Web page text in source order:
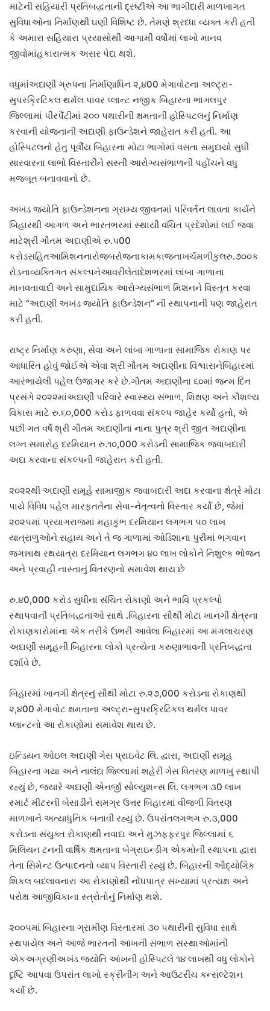
માટેની સહિયારી પ્રતિબદ્ધતાની દ્રષ્ટીએ આ ભાગીદારી માળખાગત
સુવિધાઓના નિર્માણથી ઘણી વિશિષ્ટ છે. તેમણે શ્રધ્ધા વ્યક્ત કરી હતી
કે અમારા સહિયારા પ્રયાસોથી આગામી વર્ષોમાં લાખો માનવ
જીવોમાંહકારાત્મક અસર પેદા થશે.
વધુમાંઅદાણી ગ્રુપના નિર્માણાધિન ૨,૪00 મેગાવોટના અલ્ટ્રા-
સુપરક્રિટિકલ થર્મલ પાવર પ્લાન્ટ નજીક બિહારના ભાગલપુર
જિલ્લામાં પીરપૈંટીમાં ૨૦૦ પથારીની ક્ષમતાની હોસ્પિટલનું નિર્માણ
કરવાની યોજનાની અદાણી ફાઉન્ડેશને જાહેરાત કરી હતી. આ
હોસ્પિટલનો હેતુ પૂર્વીય બિહારના મોટા ભાગોમાં વસતા સમુદાયો સુધી
સારવારના લાભો વિસ્તારીને સસ્તી આરોગ્યસંભાળની પહોંચને વધુ
મજબૂત બનાવવાનો છે.
અખંડ જ્યોતિ ફાઉન્ડેશનના ગ્રામ્ય જીવનમાં પરિવર્તન લાવતા કાર્યને
બિહારથી આગળ અને ભારતભરમાં સ્થાયી વંચિત પ્રદેશોમાં લઈ જવા
માટેશ્રી ગૌતમ અદાણીએ રુ.૫00
કરોડસહિતઆમિશનનારોજબરોજનાકામકાજનાખર્ચમળીકુલરુ.૭૦૦ક
રોડનાવ્યક્તિગત સંકલ્પનેઆવરીલેતાદેશભરમાં લાંબા ગાળાના
માનવતાવાદી અને સામુદાયિક આરોગ્યસંભાળ મિશનને વિસ્તૃત કરવા
માટે “અદાણી અખંડ જ્યોતિ ફાઉન્ડેશન” ની સ્થાપનાની પણ જાહેરાત
કરી હતી.
રાષ્ટ્ર નિર્માણ કરુણા, સેવા અને લાંબા ગાળાના સામાજિક રોકાણ પર
આધારિત હોવું જોઈએ એવા શ્રી ગૌતમ અદાણીના વિશ્વાસનેબિહારમાં
આરંભાયેલી પહેલ ઉજાગર કરે છે.ગૌતમ અદાણીના ૬૦માં જન્મ દિન
પ્રસંગે ૨૦૨૨માંઅદાણી પરિવારે સ્વાસ્થ્ય સંભાળ, શિક્ષણ અને કૌશલ્ય
વિકાસ માટે રુ.૬૦,000 કરોડ ફાળવવા સંકલ્પ જાહેર કર્યો હતો, એ
પછી ગત વર્ષે શ્રી ગૌતમ અદાણીના નાના પુત્ર શ્રી જીત અદાણીના
લગ્ન સમારોહ દરમિયાન રુ.૧૦,000 કરોડની સામાજિક જવાબદારી
અદા કરવાના સંકલ્પની જાહેરાત કરી હતી.
૨૦૨૨થી અદાણી સમૂહે સામાજીક જવાબદારી અદા કરવાના ક્ષેત્રે મોટા
પાયે વિવિધ પહેલ મારફતતેના સેવા-નેતૃત્વનો વિસ્તાર કર્યો છે, જેમાં
૨૦૨૫માં પ્રયાગરાજમાં મહાકુંભ દરમિયાન લગભગ ૫૦ લાખ
યાત્રાળુઓને સહાય અને તે જ ગાળામાં ઓડિશાના પુરીમાં ભગવાન
જગન્નાથ રથયાત્રા દરમિયાન લગભગ ૪૦ લાખ લોકોને નિશુલ્ક ભોજન
અને પ્રવાહી નાસ્તાનું વિતરણનો સમાવેશ થાય છે
રુ.૪0,000 કરોડ સુધીના સંચિત રોકાણો અને ભાવિ પ્રકલ્પો
સ્થાપવાની પ્રતિબદ્ધતાઓ સાથે .બિહારના સૌથી મોટા ખાનગી ક્ષેત્રના
રોકાણકારોમાંના એક તરીકે ઉભરી આવેલા બિહારમાં આ મંગલાચરણ
અદાણી સમૂહની બિહારના લોકો પ્રત્યેના કરુણાભાવની પ્રતિબદ્ધતા
દર્શાવે છે.
બિહારમાં ખાનગી ક્ષેત્રનું સૌથી મોટા રુ.૨૭,000 કરોડના રોકાણથી
૨,૪00 મેગાવોટ ક્ષમતાના અલ્ટ્રા-સુપરક્રિટિકલ થર્મલ પાવર
પ્લાન્ટનો આ રોકાણોમાં સમાવેશ થાય છે.
ઇન્ડિયન ઓઇલ અદાણી ગેસ પ્રાઇવેટ લિ. દ્વારા, અદાણી સમૂહ
બિહારના ગયા અને નાલંદા જિલ્લામાં શહેરી ગેસ વિતરણ માળખું સ્થાપી
રહ્યું છે, જ્યારે અદાણી એનર્જી સોલ્યુશન્સ લિ. લગભગ ૩0 લાખ
સ્માર્ટ મીટરની બેસાડીને સમગ્ર ઉત્તર બિહારમાં વીજળી વિતરણ
માળખાને અત્યાધુનિક બનાવી રહ્યું છે. ઉપરાંતલગભગ રુ.૩,000
કરોડના સંયુક્ત રોકાણથી નવાદા અને મુઝફ્ફરપુર જિલ્લામાં ૬
મિલિયન ટનની વાર્ષિક ક્ષમતાના બેગ્રાઇન્ડીંગ એકમોની સ્થાપના દ્વારા
તેના સિમેન્ટ ઉત્પાદનનો વ્યાપ વિસ્તારી રહ્યું છે. બિહારની ઔદ્યોગિક
શિકલ બદલાવનારા આ રોકાણોથી નોંધપાત્ર સંખ્યામાં પ્રત્યક્ષ અને
પરોક્ષ આજીવિકાના સ્ત્રોતોનું નિર્માણ થશે.
૨૦૦૫માં બિહારના ગ્રામીણ વિસ્તારમાં ૩૦ પથારીની સુવિધા સાથે
સ્થપાયેલ અને આજે ભારતની આંખની સંભાળ સંસ્થાઓમાંની
એકઅગ્રણીઅખંડ જ્યોતિ આંખની હોસ્પિટલે ૧૪ લાખથી વધુ લોકોને
દૃષ્ટિ આપવા ઉપરાંત લાખો સ્ક્રીનીંગ અને આઉટરીચ કન્સલ્ટેશન
કર્યા છે.